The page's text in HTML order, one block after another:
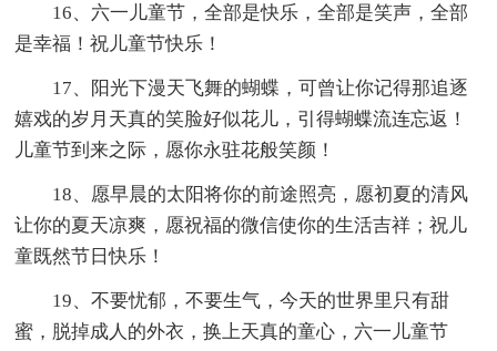
16、六一儿童节，全部是快乐，全部是笑声，全部
是幸福！祝儿童节快乐！
17、阳光下漫天飞舞的蝴蝶，可曾让你记得那追逐
嬉戏的岁月天真的笑脸好似花儿，引得蝴蝶流连忘返！
儿童节到来之际，愿你永驻花般笑颜！
18、愿早晨的太阳将你的前途照亮，愿初夏的清风
让你的夏天凉爽，愿祝福的微信使你的生活吉祥；祝儿
童既然节日快乐！
19、不要忧郁，不要生气，今天的世界里只有甜
蜜，脱掉成人的外衣，换上天真的童心，六一儿童节